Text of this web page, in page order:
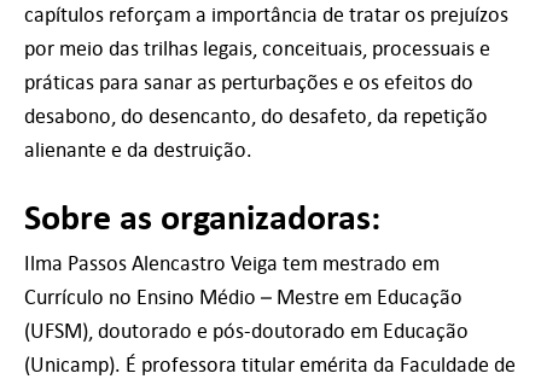
capítulos reforçam a importância de tratar os prejuízos
por meio das trilhas legais, conceituais, processuais e
práticas para sanar as perturbações e os efeitos do
desabono, do desencanto, do desafeto, da repetição
alienante e da destruição.
Sobre as organizadoras:
Ilma Passos Alencastro Veiga tem mestrado em
Currículo no Ensino Médio – Mestre em Educação
(UFSM), doutorado e pós-doutorado em Educação
(Unicamp). É professora titular emérita da Faculdade de